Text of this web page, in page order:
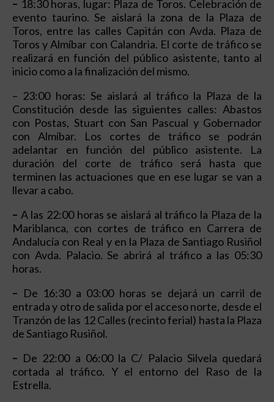
– 18:30 horas, lugar: Plaza de Toros. Celebración de
evento taurino. Se aislará la zona de la Plaza de
Toros, entre las calles Capitán con Avda. Plaza de
Toros y Almíbar con Calandria. El corte de tráfico se
realizará en función del público asistente, tanto al
inicio como a la finalización del mismo.
– 23:00 horas: Se aislará al tráfico la Plaza de la
Constitución desde las siguientes calles: Abastos
con Postas, Stuart con San Pascual y Gobernador
con Almíbar. Los cortes de tráfico se podrán
adelantar en función del público asistente. La
duración del corte de tráfico será hasta que
terminen las actuaciones que en ese lugar se van a
llevar a cabo.
– A las 22:00 horas se aislará al tráfico la Plaza de la
Mariblanca, con cortes de tráfico en Carrera de
Andalucía con Real y en la Plaza de Santiago Rusiñol
con Avda. Palacio. Se abrirá al tráfico a las 05:30
horas.
– De 16:30 a 03:00 horas se dejará un carril de
entrada y otro de salida por el acceso norte, desde el
Tranzón de las 12 Calles (recinto ferial) hasta la Plaza
de Santiago Rusiñol.
– De 22:00 a 06:00 la C/ Palacio Silvela quedará
cortada al tráfico. Y el entorno del Raso de la
Estrella.